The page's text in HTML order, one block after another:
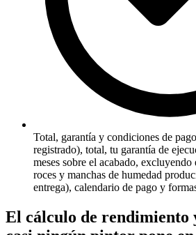
Total, garantía y condiciones de
registrado), total, tu garantía de
meses sobre el acabado, excluyendo
roces y manchas de humedad
entrega), calendario de pago y
El cálculo de rendimiento